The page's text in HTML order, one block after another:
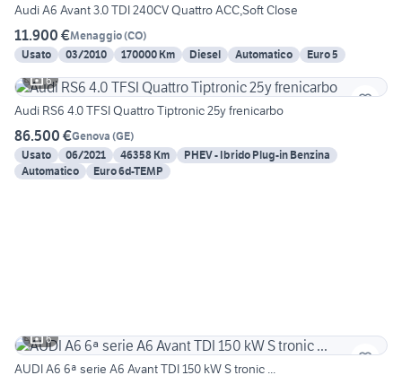
Audi A6 Avant 3.0 TDI 240CV Quattro ACC,Soft Close
11.900 €Menaggio(CO)
Usato
03/2010 170000 Km Diesel Automatico
Euro 5
6
Audi RS6 4.0 TFSI Quattro Tiptronic 25y frenicarbo
86.500 €Genova (GE)
Usato
06/2021 46358 Km
PHEV - Ibrido Plug-in Benzina
Automatico
Euro 6d-TEMP
6
AUDI A6 6ª serie A6 Avant TDI 150 kW S tronic ...